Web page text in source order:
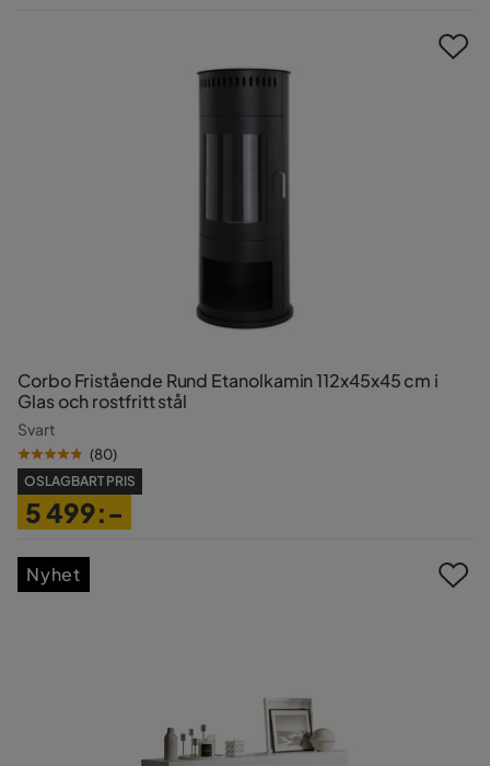
Corbo Fristående Rund Etanolkamin 112x45x45 cm i
Glas och rostfritt stål
Svart
(80)
OSLAGBART PRIS
5 499:-
Nyhet